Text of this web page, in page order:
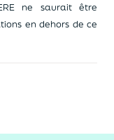
ne saurait être
en dehors de ce